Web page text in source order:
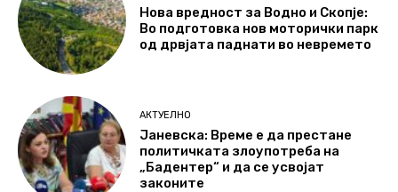
Нова вредност за Водно и Скопје:
Во подготовка нов моторички парк
од дрвјата паднати во невремето
АКТУЕЛНО
Јаневска: Време е да престане
политичката злоупотреба на
„Бадентер“ и да се усвојат
законите